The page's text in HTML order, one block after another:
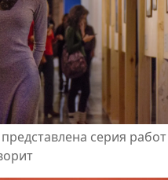
серия